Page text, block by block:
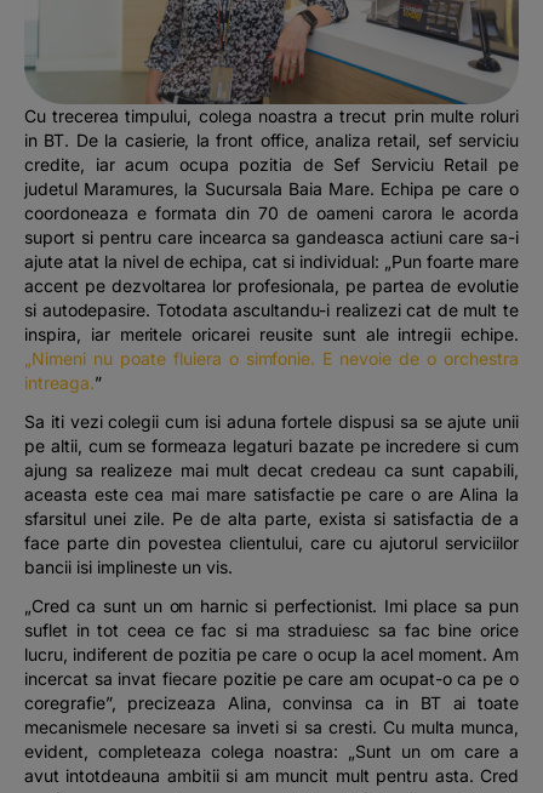
Cu trecerea timpului, colega noastra a trecut prin multe roluri
in BT. De la casierie, la front office, analiza retail, sef serviciu
credite, iar acum ocupa pozitia de Sef Serviciu Retail pe
judetul Maramures, la Sucursala Baia Mare. Echipa pe care o
coordoneaza e formata din 70 de oameni carora le acorda
suport si pentru care incearca sa gandeasca actiuni care sa-i
ajute atat la nivel de echipa, cat si individual: „Pun foarte mare
accent pe dezvoltarea lor profesionala, pe partea de evolutie
si autodepasire. Totodata ascultandu-i realizezi cat de mult te
inspira, iar meritele oricarei reusite sunt ale intregii echipe.
„Nimeni nu poate fluiera o simfonie. E nevoie de o orchestra
intreaga.”
Sa iti vezi colegii cum isi aduna fortele dispusi sa se ajute unii
pe altii, cum se formeaza legaturi bazate pe incredere si cum
ajung sa realizeze mai mult decat credeau ca sunt capabili,
aceasta este cea mai mare satisfactie pe care o are Alina la
sfarsitul unei zile. Pe de alta parte, exista si satisfactia de a
face parte din povestea clientului, care cu ajutorul serviciilor
bancii isi implineste un vis.
„Cred ca sunt un om harnic si perfectionist. Imi place sa pun
suflet in tot ceea ce fac si ma straduiesc sa fac bine orice
lucru, indiferent de pozitia pe care o ocup la acel moment. Am
incercat sa invat fiecare pozitie pe care am ocupat-o ca pe o
coregrafie”, precizeaza Alina, convinsa ca in BT ai toate
mecanismele necesare sa inveti si sa cresti. Cu multa munca,
evident, completeaza colega noastra: „Sunt un om care a
avut intotdeauna ambitii si am muncit mult pentru asta. Cred